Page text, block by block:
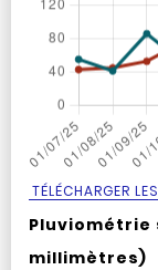
TÉLÉCHARGER
Pluviométrie
millimètres)